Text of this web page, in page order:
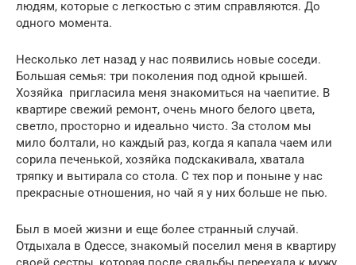
людям, которые с легкостью с этим справляются. До
одного момента.
Несколько лет назад у нас появились новые соседи.
Большая семья: три поколения под одной крышей.
Хозяйка пригласила меня знакомиться на чаепитие. В
квартире свежий ремонт, очень много белого цвета,
светло, просторно и идеально чисто. За столом мы
мило болтали, но каждый раз, когда я капала чаем или
сорила печенькой, хозяйка подскакивала, хватала
тряпку и вытирала со стола. С тех пор и поныне у нас
прекрасные отношения, но чай я у них больше не пью.
Был в моей жизни и еще более странный случай.
Отдыхала в Одессе, знакомый поселил меня в квартиру